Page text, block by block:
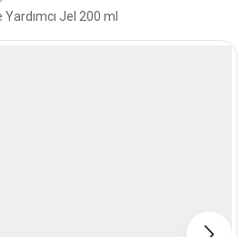
Jel 200 ml